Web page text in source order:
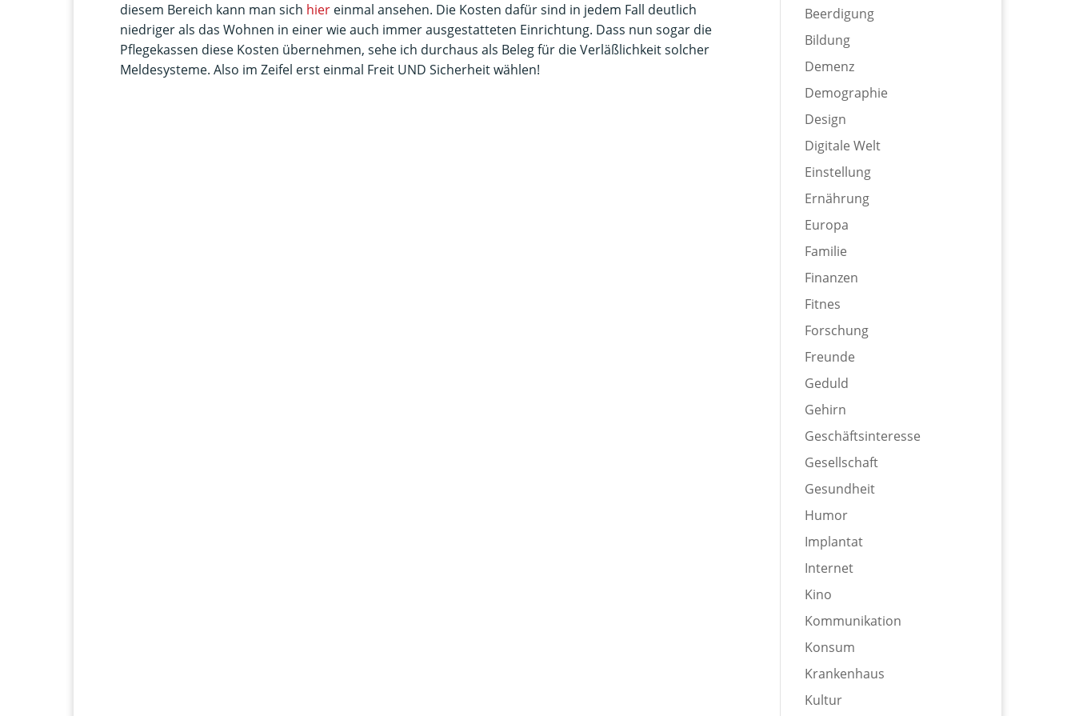
diesem Bereich kann man sich hier einmal ansehen. Die Kosten dafür sind in jedem Fall deutlich
niedriger als das Wohnen in einer wie auch immer ausgestatteten Einrichtung. Dass nun sogar die
Pflegekassen diese Kosten übernehmen, sehe ich durchaus als Beleg für die Verläßlichkeit solcher
Meldesysteme. Also im Zeifel erst einmal Freit UND Sicherheit wählen!
Beerdigung
Bildung
Demenz
Demographie
Design
Digitale Welt
Einstellung
Ernährung
Europa
Familie
Finanzen
Fitnes
Forschung
Freunde
Geduld
Gehirn
Geschäftsinteresse
Gesellschaft
Gesundheit
Humor
Implantat
Internet
Kino
Kommunikation
Konsum
Krankenhaus
Kultur